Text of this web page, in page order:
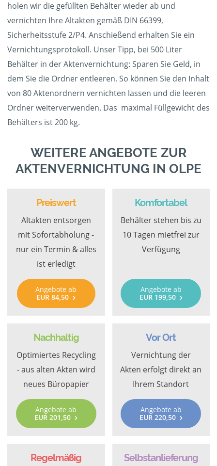
holen wir die gefüllten Behälter wieder ab und
vernichten Ihre Altakten gemäß DIN 66399,
Sicherheitsstufe 2/P4. Anschießend erhalten Sie ein
Vernichtungsprotokoll. Unser Tipp, bei 500 Liter
Behälter in der Aktenvernichtung: Sparen Sie Geld, in
dem Sie die Ordner entleeren. So können Sie den Inhalt
von 80 Aktenordnern vernichten lassen und die leeren
Ordner weiterverwenden. Das maximal Füllgewicht des
Behälters ist 200 kg.
WEITERE ANGEBOTE ZUR
AKTENVERNICHTUNG IN OLPE
Preiswert
Altakten entsorgen
mit Sofortabholung -
nur ein Termin & alles
ist erledigt
Angebote ab
EUR 84,50
Komfortabel
Behälter stehen bis zu
10 Tagen mietfrei zur
Verfügung
Angebote ab
EUR 199,50
Nachhaltig
Optimiertes Recycling
- aus alten Akten wird
neues Büropapier
Angebote ab
EUR 201,50
Vor Ort
Vernichtung der
Akten erfolgt direkt an
Ihrem Standort
Angebote ab
EUR 220,50
Regelmäßig Selbstanlieferung